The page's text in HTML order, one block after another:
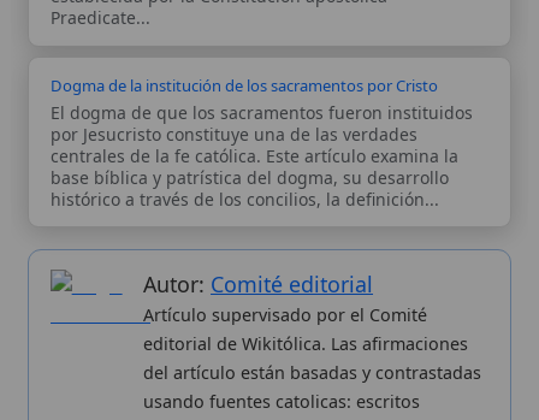
teológicos, documentos históricos, actas
la Iglesia.Proceso editorial →
Wikitólica © 2026. Enciclopedia del patrimonio doctrinal,
histórico y litúrgico de la Iglesia Católica. Parte de la red formativa
deCurso Católico,Buscador CatólicoyCustodio Animae. Con
Valencia, España.ISSN: 3101-7339. Bajo el patrocinio de San
Sobre nosotros
Proceso editorial
Publicación seriada
Datos abiertos
Estadísticas
Política de privacidad
Categorias
Más visitados
Nuevas entradas
Cambios recientes
Aplicaciones
Kit de Prensa
Widgets para tu web